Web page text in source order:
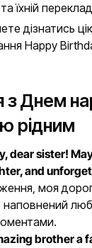
їхній
дізнатись
Happy
з Днем
рідним
dear sister!
and
моя
наповнений
brother a